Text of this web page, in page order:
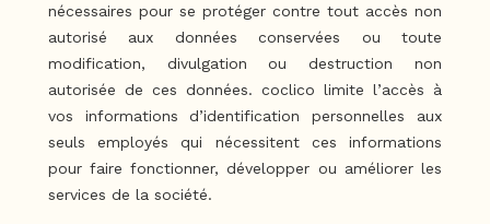
nécessaires pour se protéger contre tout accès non
autorisé aux données conservées ou toute
modification, divulgation ou destruction non
autorisée de ces données. coclico limite l’accès à
vos informations d’identification personnelles aux
seuls employés qui nécessitent ces informations
pour faire fonctionner, développer ou améliorer les
services de la société.